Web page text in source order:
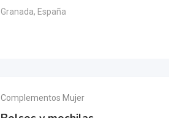
Granada, España
Complementos Mujer